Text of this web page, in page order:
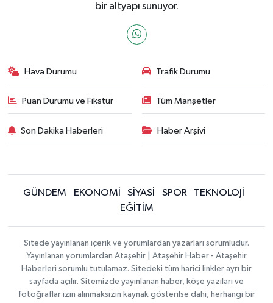
bir altyapı sunuyor.
Hava Durumu Trafik Durumu
Puan Durumu ve Fikstür Tüm Manşetler
Son Dakika Haberleri Haber Arşivi
GÜNDEM EKONOMİ SİYASİ SPOR
TEKNOLOJİ
EĞİTİM
Sitede yayınlanan içerik ve yorumlardan yazarları sorumludur.
Yayınlanan yorumlardan Ataşehir | Ataşehir Haber - Ataşehir
Haberleri sorumlu tutulamaz. Sitedeki tüm harici linkler ayrı bir
sayfada açılır. Sitemizde yayınlanan haber, köşe yazıları ve
fotoğraflar izin alınmaksızın kaynak gösterilse dahi, herhangi bir